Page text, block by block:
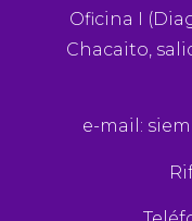
Oficina I
Chacaito,
e-mail: